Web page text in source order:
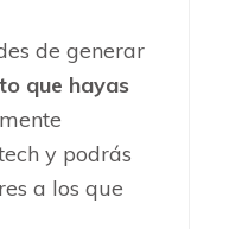
de generar
que hayas
y podrás
a los que